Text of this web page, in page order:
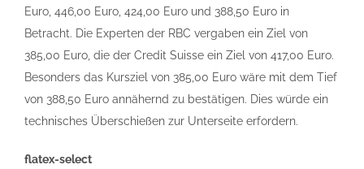
Euro, 446,00 Euro, 424,00 Euro und 388,50 Euro in
Betracht. Die Experten der RBC vergaben ein Ziel von
385,00 Euro, die der Credit Suisse ein Ziel von 417,00 Euro.
Besonders das Kursziel von 385,00 Euro wäre mit dem Tief
von 388,50 Euro annähernd zu bestätigen. Dies würde ein
technisches Überschießen zur Unterseite erfordern.
flatex-select